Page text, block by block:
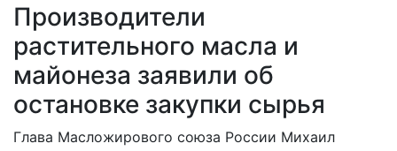
Новости
Производители
растительного масла и
майонеза заявили об
остановке закупки сырья
18.03.2022
Глава Масложирового союза России Михаил